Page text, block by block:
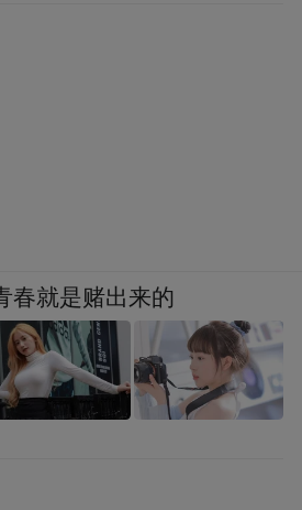
春就是赌出来的